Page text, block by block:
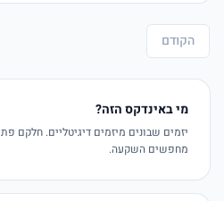
הקודם
מי באינדקס הזה?
יזמים שבונים מיזמים דיגיטליים. חלקם
מחפשים השקעה.